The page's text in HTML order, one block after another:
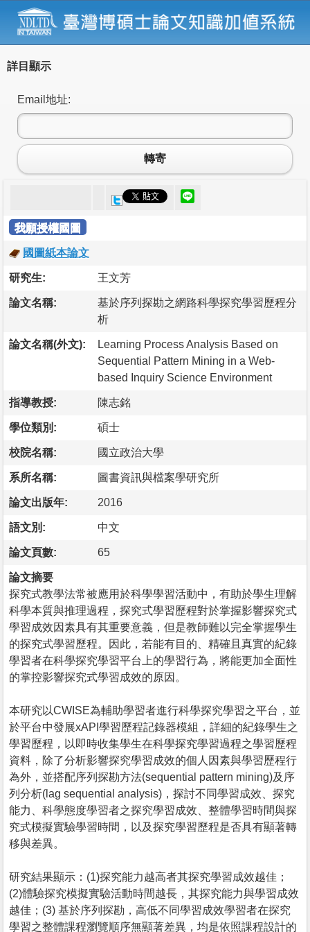
詳目顯示
Email地址:
轉寄
我願授權國圖
國圖紙本論文
研究生: 王文芳
論文名稱:
基於序列探勘之網路科學探究學習歷程分
析
論文名稱(外文):
Learning Process Analysis Based on
Sequential Pattern Mining in a Web-
based Inquiry Science Environment
指導教授: 陳志銘
學位類別: 碩士
校院名稱: 國立政治大學
系所名稱: 圖書資訊與檔案學研究所
論文出版年: 2016
語文別: 中文
論文頁數: 65
論文摘要
探究式教學法常被應用於科學學習活動中，有助於學生理解
科學本質與推理過程，探究式學習歷程對於掌握影響探究式
學習成效因素具有其重要意義，但是教師難以完全掌握學生
的探究式學習歷程。因此，若能有目的、精確且真實的紀錄
學習者在科學探究學習平台上的學習行為，將能更加全面性
的掌控影響探究式學習成效的原因。
本研究以CWISE為輔助學習者進行科學探究學習之平台，並
於平台中發展xAPI學習歷程記錄器模組，詳細的紀錄學生之
學習歷程，以即時收集學生在科學探究學習過程之學習歷程
資料，除了分析影響探究學習成效的個人因素與學習歷程行
為外，並搭配序列探勘方法(sequential pattern mining)及序
列分析(lag sequential analysis)，探討不同學習成效、探究
能力、科學態度學習者之探究學習成效、整體學習時間與探
究式模擬實驗學習時間，以及探究學習歷程是否具有顯著轉
移與差異。
研究結果顯示：(1)探究能力越高者其探究學習成效越佳；
(2)體驗探究模擬實驗活動時間越長，其探究能力與學習成效
越佳；(3) 基於序列探勘，高低不同學習成效學習者在探究
學習之整體課程瀏覽順序無顯著差異，均是依照課程設計的